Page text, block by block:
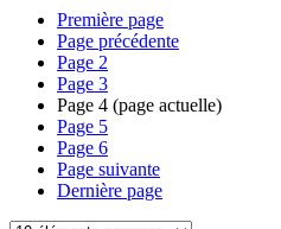
Première page
Page précédente
Page 2
Page 3
Page 4 (page actuelle)
Page 5
Page 6
Page suivante
Dernière page